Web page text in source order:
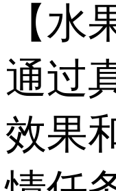
【水
通过
效果